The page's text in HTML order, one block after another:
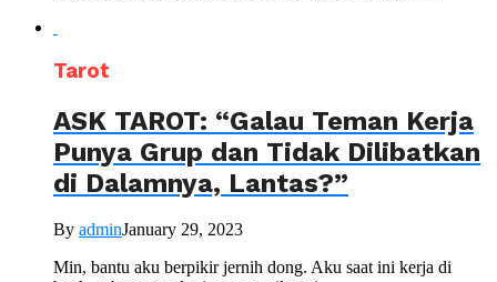
Tarot
ASK TAROT: “Galau Teman Kerja
Punya Grup dan Tidak Dilibatkan
di Dalamnya, Lantas?”
By adminJanuary 29, 2023
Min, bantu aku berpikir jernih dong. Aku saat ini kerja di